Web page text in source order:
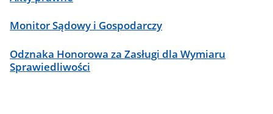
Monitor Sądowy i Gospodarczy
Odznaka Honorowa za Zasługi dla Wymiaru
Sprawiedliwości